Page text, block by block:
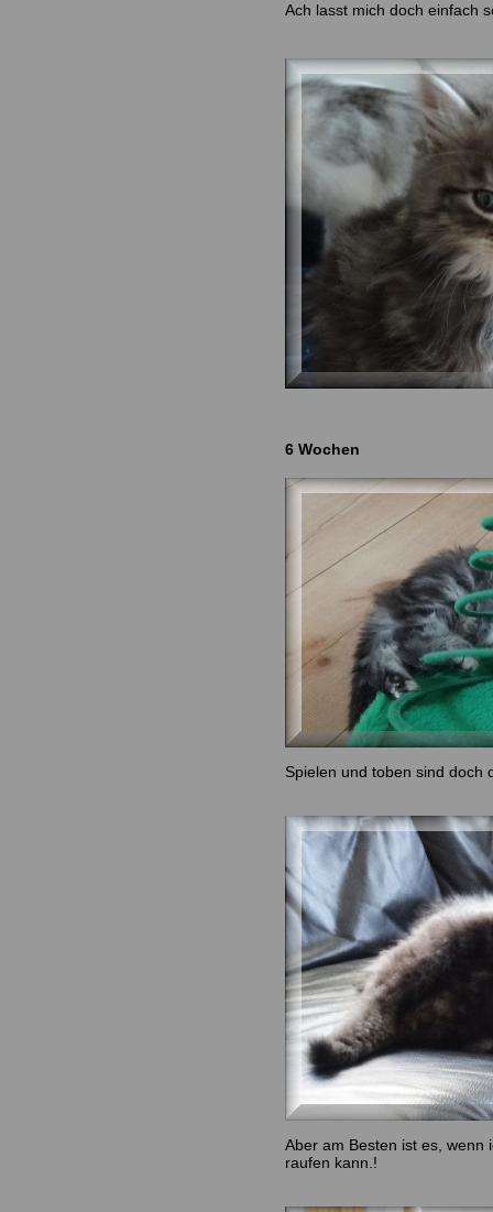
Ach lasst mich doch einfach
6 Wochen
Spielen und toben sind doch
Aber am Besten ist es, wenn
raufen kann.!